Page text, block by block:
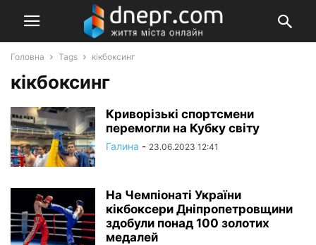
Головна Tags кікбоксинг
кікбоксинг
Криворізькі спортсмени
перемогли на Кубку світу
Галина - 23.06.2023 12:41
На Чемпіонаті України
кікбоксери Дніпропетровщини
здобули понад 100 золотих
медалей